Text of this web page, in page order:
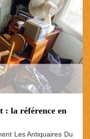
: la référence en
Les Antiquaires Du